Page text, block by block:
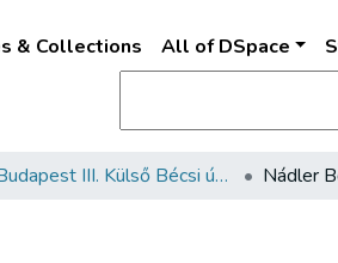
& Collections All of DSpace
Budapest III. Külső Bécsi út 373 Neológ zsidó temető Nádler